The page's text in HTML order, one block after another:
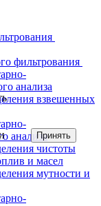
фильтрования
анализа
взвешенных
анализа
чистоты
и масел
мутности и
Принять